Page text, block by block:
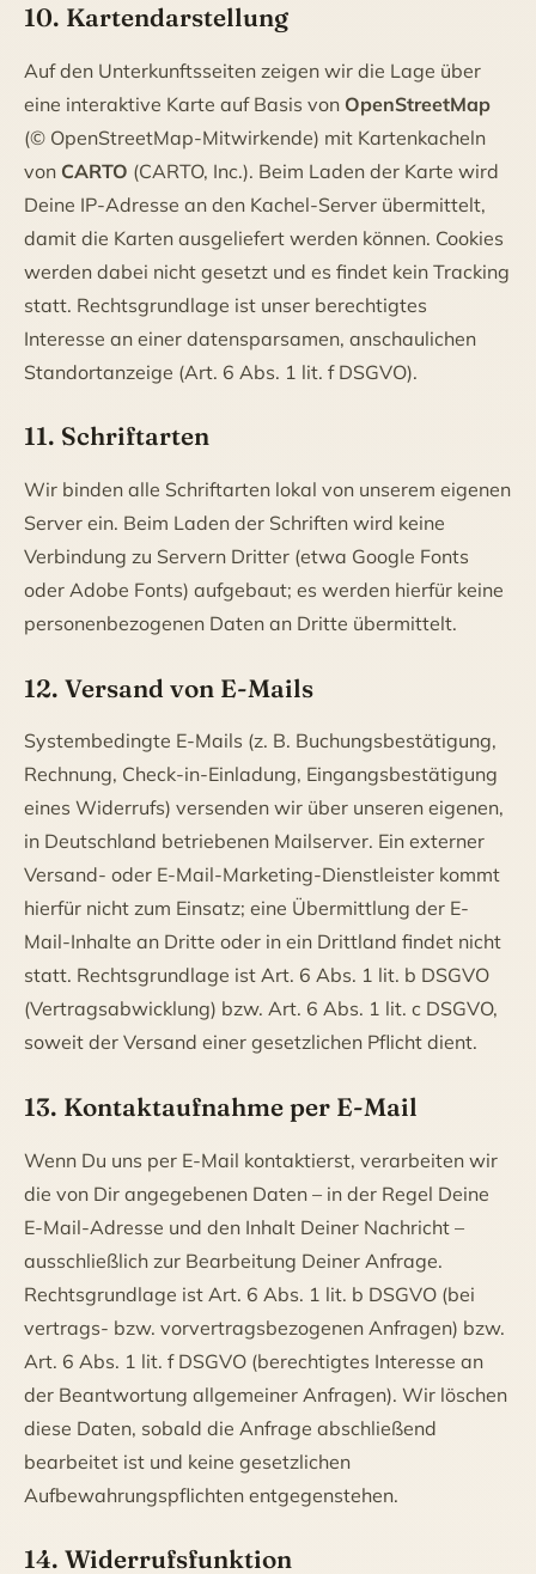
10. Kartendarstellung
Auf den Unterkunftsseiten zeigen wir die Lage über
eine interaktive Karte auf Basis von OpenStreetMap
(© OpenStreetMap-Mitwirkende) mit Kartenkacheln
von CARTO (CARTO, Inc.). Beim Laden der Karte wird
Deine IP-Adresse an den Kachel-Server übermittelt,
damit die Karten ausgeliefert werden können. Cookies
werden dabei nicht gesetzt und es findet kein Tracking
statt. Rechtsgrundlage ist unser berechtigtes
Interesse an einer datensparsamen, anschaulichen
Standortanzeige (Art. 6 Abs. 1 lit. f DSGVO).
11. Schriftarten
Wir binden alle Schriftarten lokal von unserem eigenen
Server ein. Beim Laden der Schriften wird keine
Verbindung zu Servern Dritter (etwa Google Fonts
oder Adobe Fonts) aufgebaut; es werden hierfür keine
personenbezogenen Daten an Dritte übermittelt.
12. Versand von E-Mails
Systembedingte E-Mails (z. B. Buchungsbestätigung,
Rechnung, Check-in-Einladung, Eingangsbestätigung
eines Widerrufs) versenden wir über unseren eigenen,
in Deutschland betriebenen Mailserver. Ein externer
Versand- oder E-Mail-Marketing-Dienstleister kommt
hierfür nicht zum Einsatz; eine Übermittlung der E-
Mail-Inhalte an Dritte oder in ein Drittland findet nicht
statt. Rechtsgrundlage ist Art. 6 Abs. 1 lit. b DSGVO
(Vertragsabwicklung) bzw. Art. 6 Abs. 1 lit. c DSGVO,
soweit der Versand einer gesetzlichen Pflicht dient.
13. Kontaktaufnahme per E-Mail
Wenn Du uns per E-Mail kontaktierst, verarbeiten wir
die von Dir angegebenen Daten – in der Regel Deine
E-Mail-Adresse und den Inhalt Deiner Nachricht –
ausschließlich zur Bearbeitung Deiner Anfrage.
Rechtsgrundlage ist Art. 6 Abs. 1 lit. b DSGVO (bei
vertrags- bzw. vorvertragsbezogenen Anfragen) bzw.
Art. 6 Abs. 1 lit. f DSGVO (berechtigtes Interesse an
der Beantwortung allgemeiner Anfragen). Wir löschen
diese Daten, sobald die Anfrage abschließend
bearbeitet ist und keine gesetzlichen
Aufbewahrungspflichten entgegenstehen.
14. Widerrufsfunktion